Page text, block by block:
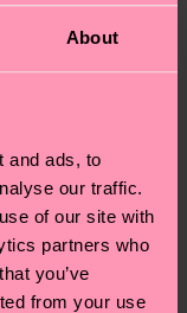
About
and ads, to
our traffic.
of our site with
partners who
you’ve
from your use
Sock